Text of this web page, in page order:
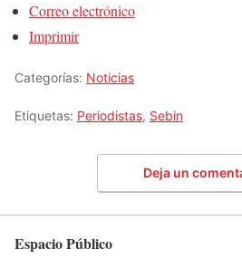
Correo electrónico
Imprimir
Categorías: Noticias
Etiquetas: Periodistas, Sebin
Deja un
Espacio Público